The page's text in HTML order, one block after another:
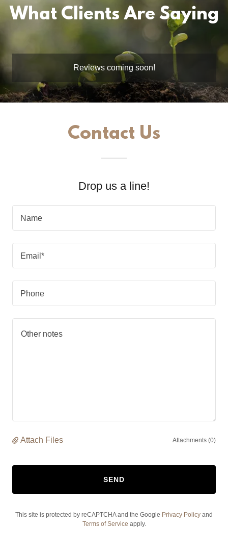
What Clients Are Saying
Reviews coming soon!
Contact Us
Drop us a line!
Name
Email*
Phone
Attach Files Attachments (0)
SEND
This site is protected by reCAPTCHA and the Google Privacy Policy and
Terms of Service apply.